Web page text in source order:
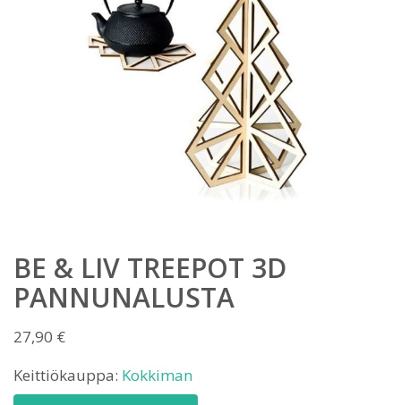
BE & LIV TREEPOT 3D
PANNUNALUSTA
27,90 €
Keittiökauppa: Kokkiman